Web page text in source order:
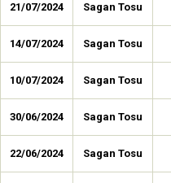
21/07/2024 Sagan Tosu
14/07/2024 Sagan Tosu
10/07/2024 Sagan Tosu
30/06/2024 Sagan Tosu
22/06/2024 Sagan Tosu